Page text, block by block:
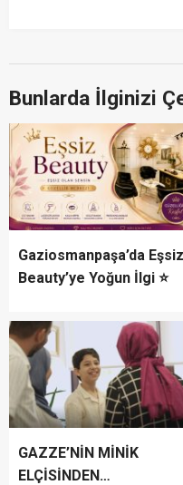
Bunlarda İlginizi
Gaziosmanpaşa’da Eşsiz
Beauty’ye Yoğun İlgi ⭐
GAZZE’NİN MİNİK
ELÇİSİNDEN